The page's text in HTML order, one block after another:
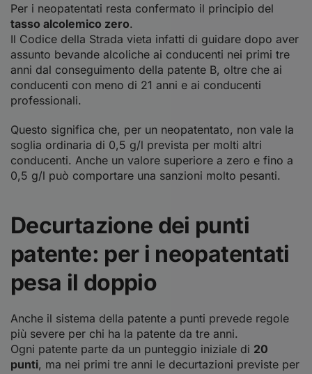
Per i neopatentati resta confermato il principio del
tasso alcolemico zero.
Il Codice della Strada vieta infatti di guidare dopo aver
assunto bevande alcoliche ai conducenti nei primi tre
anni dal conseguimento della patente B, oltre che ai
conducenti con meno di 21 anni e ai conducenti
professionali.
Questo significa che, per un neopatentato, non vale la
soglia ordinaria di 0,5 g/l prevista per molti altri
conducenti. Anche un valore superiore a zero e fino a
0,5 g/l può comportare una sanzioni molto pesanti.
Decurtazione dei punti
patente: per i neopatentati
pesa il doppio
Anche il sistema della patente a punti prevede regole
più severe per chi ha la patente da tre anni.
Ogni patente parte da un punteggio iniziale di 20
punti, ma nei primi tre anni le decurtazioni previste per